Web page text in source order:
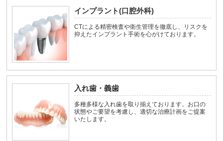
インプラント(口腔外科)
CTによる精密検査や衛生管理を徹底し、リスクを
抑えたインプラント手術を心がけております。
入れ歯・義歯
多種多様な入れ歯を取り揃えております。お口の
状態やご要望を考慮し、適切な治療計画をご提案
いたします。